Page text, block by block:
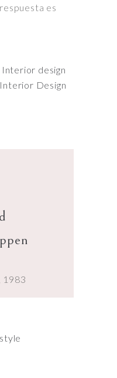
es
Interior design
Design
1983